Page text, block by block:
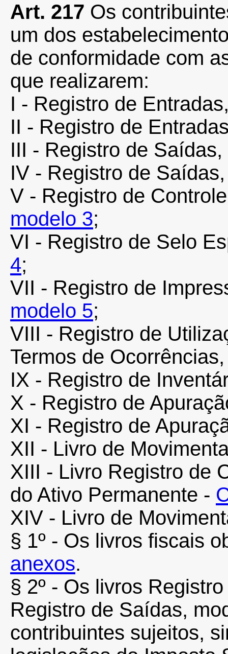
Art. 217 Os
um dos
de conformidade com
que realizarem:
I - Registro de
II - Registro de
III - Registro de Saídas,
IV - Registro de
V - Registro de
modelo 3;
VI - Registro de Selo
4;
VII - Registro de
modelo 5;
VIII - Registro de
Termos de
IX - Registro de
X - Registro de
XI - Registro de
XII - Livro de
XIII - Livro Registro de
do Ativo Permanente -
XIV - Livro de
§ 1º - Os livros fiscais
anexos.
§ 2º - Os livros
Registro de Saídas,
contribuintes sujeitos,